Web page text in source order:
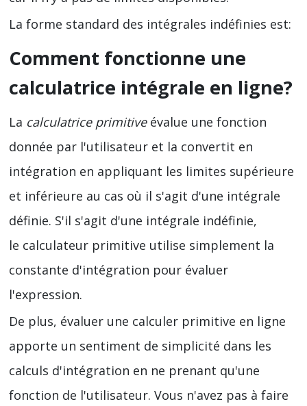
La forme standard des intégrales indéfinies est:
Comment fonctionne une
calculatrice intégrale en ligne?
La calculatrice primitive évalue une fonction
donnée par l'utilisateur et la convertit en
intégration en appliquant les limites supérieure
et inférieure au cas où il s'agit d'une intégrale
définie. S'il s'agit d'une intégrale indéfinie,
le calculateur primitive utilise simplement la
constante d'intégration pour évaluer
l'expression.
De plus, évaluer une calculer primitive en ligne
apporte un sentiment de simplicité dans les
calculs d'intégration en ne prenant qu'une
fonction de l'utilisateur. Vous n'avez pas à faire